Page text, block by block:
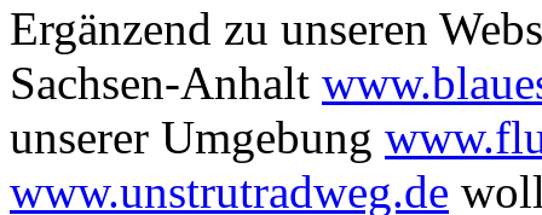
Ergänzend zu unseren
Sachsen-Anhalt
unserer Umgebung
www.unstrutradweg.de